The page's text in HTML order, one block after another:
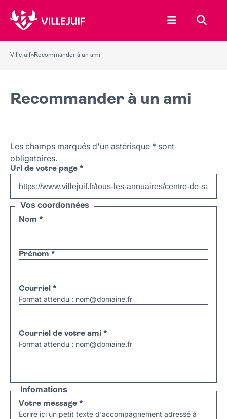
Ouvrir le
Villejuif»Recommander à un ami
Recommander à un ami
Les champs marqués d'un astérisque * sont
obligatoires.
Url de votre page *
Vos coordonnées
Nom *
Prénom *
Courriel *
Format attendu : nom@domaine.fr
Courriel de votre ami *
Format attendu : nom@domaine.fr
Infomations
Votre message *
Ecrire ici un petit texte d'accompagnement adressé à